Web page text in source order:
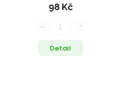
98 Kč
Detail